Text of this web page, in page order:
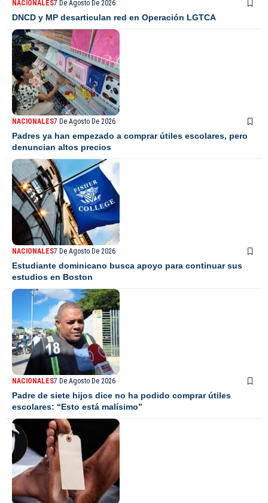
NACIONALES7 De Agosto De 2026
DNCD y MP desarticulan red en Operación LGTCA
NACIONALES7 De Agosto De 2026
Padres ya han empezado a comprar útiles escolares, pero
denuncian altos precios
NACIONALES7 De Agosto De 2026
Estudiante dominicano busca apoyo para continuar sus
estudios en Boston
NACIONALES7 De Agosto De 2026
Padre de siete hijos dice no ha podido comprar útiles
escolares: “Esto está malísimo”